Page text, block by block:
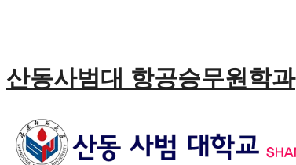
산동사범대 항공승무원학과